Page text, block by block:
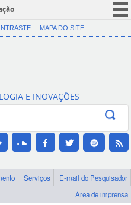
CORONAVÍRUS (COVID-19)
Canais
MAPA DO SITE
E INOVAÇÕES
Serviços
E-mail do Pesquisador
Área de imprensa